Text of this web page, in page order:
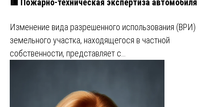
🟥 Пожарно-техническая экспертиза автомобиля
Изменение вида разрешенного использования (ВРИ)
земельного участка, находящегося в частной
собственности, представляет с…